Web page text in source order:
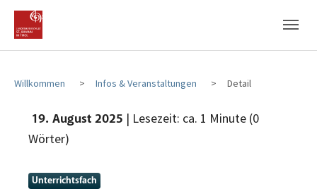
Zum Hauptinhalt
Zum Fußbereich
Willkommen Infos & Veranstaltungen Detail
19. August 2025 | Lesezeit: ca. 1 Minute (0
Wörter)
Unterrichtsfach